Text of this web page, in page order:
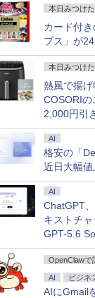
本日みつけ
カード付
プス」が
本日みつけ
熱風で揚
COSORI
2,000円引
AI
格安の「
近日大幅
AI
ChatGPT
キストチャ
GPT-5.6
OpenClawで
AI ビジネ
AIにGmail